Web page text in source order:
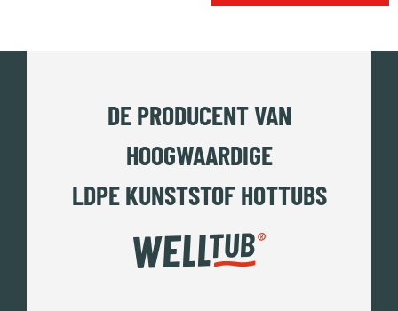
DE PRODUCENT VAN
HOOGWAARDIGE
LDPE KUNSTSTOF HOTTUBS